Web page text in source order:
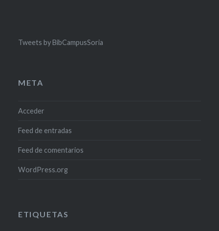
Tweets by BibCampusSoria
META
Acceder
Feed de entradas
Feed de comentarios
WordPress.org
ETIQUETAS